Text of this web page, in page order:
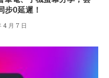
步0延遲！
4 月 7 日